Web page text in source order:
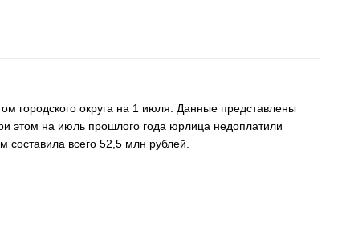
городского округа на 1 июля. Данные представлены
этом на июль прошлого года юрлица недоплатили
всего 52,5 млн рублей.